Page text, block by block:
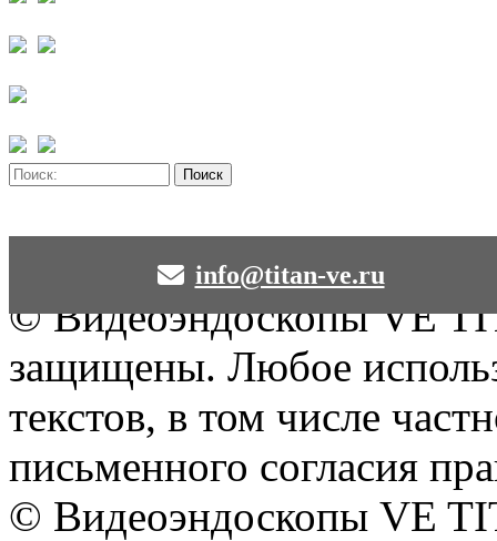
info@titan-ve.ru
© Видеоэндоскопы VE
защищены. Любое
текстов, в том числе
письменного согласия
© Видеоэндоскопы VE